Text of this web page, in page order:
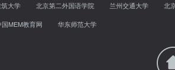
大学 北京第二外国语学院 兰州交通大学
北
国MEM教育网 华东师范大学